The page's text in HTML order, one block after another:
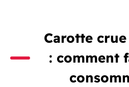
Carotte
: comment